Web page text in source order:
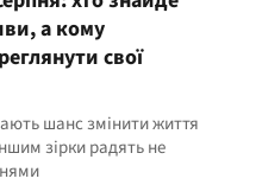
а кому
свої
шанс змінити життя
зірки радять не